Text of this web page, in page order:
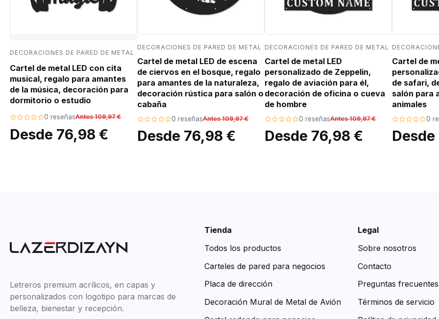
DECORACIONES DE PARED DE METAL
Cartel de metal LED con cita
musical, regalo para amantes
de la música, decoración para
dormitorio o estudio
0 reseñasAntes 109,97 €
Desde 76,98 €
DECORACIONES DE PARED DE METAL
Cartel de metal LED de escena
de ciervos en el bosque, regalo
para amantes de la naturaleza,
decoración rústica para salón o
cabaña
0 reseñasAntes 109,97 €
Desde 76,98 €
DECORACIONES DE PARED DE METAL
Cartel de metal LED
personalizado de Zeppelin,
regalo de aviación para él,
decoración de oficina o cueva
de hombre
0 reseñasAntes 109,97 €
Desde 76,98 €
Cartel de
de safari,
salón para
animales
0
Letreros premium acrílicos, en capas y
personalizados con logotipo para marcas de
belleza, bienestar y recepción.
Tienda
Todos los productos
Carteles de pared para negocios
Placa de dirección
Decoración Mural de Metal de Avión
Legal
Sobre nosotros
Contacto
Preguntas frecuentes
Términos de servicio